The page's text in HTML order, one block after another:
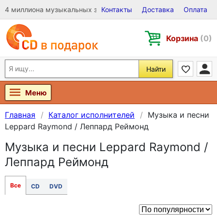
4 миллиона музыкальных записей на Виниле, CD и DVD
Контакты Доставка Оплата
Корзина (0)
Найти
Меню
Главная Каталог исполнителей
Музыка и песни
Leppard Raymond / Леппард Реймонд
Музыка и песни Leppard Raymond /
Леппард Реймонд
Все CD DVD